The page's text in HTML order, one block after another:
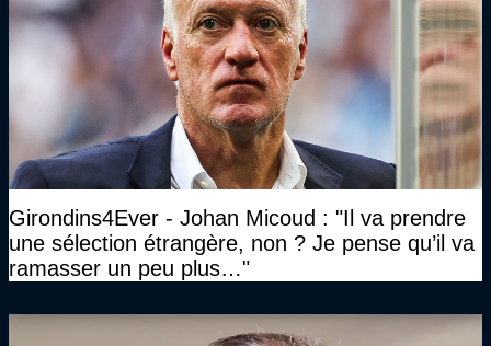
Girondins4Ever - Johan Micoud : "Il va prendre
une sélection étrangère, non ? Je pense qu’il va
ramasser un peu plus…"